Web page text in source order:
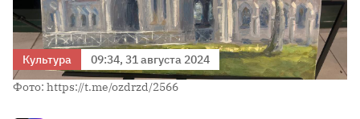
Культура
09:34, 31 августа 2024
Фото: https://t.me/ozdrzd/2566